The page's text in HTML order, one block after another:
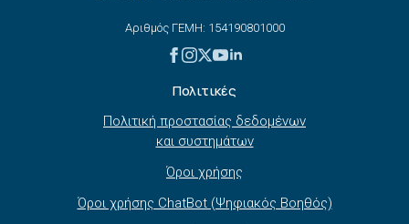
Αριθμός ΓΕΜΗ: 154190801000
Πολιτικές
Πολιτική προστασίας δεδομένων
και συστημάτων
Όροι χρήσης
Όροι χρήσης ChatBot (Ψηφιακός Βοηθός)